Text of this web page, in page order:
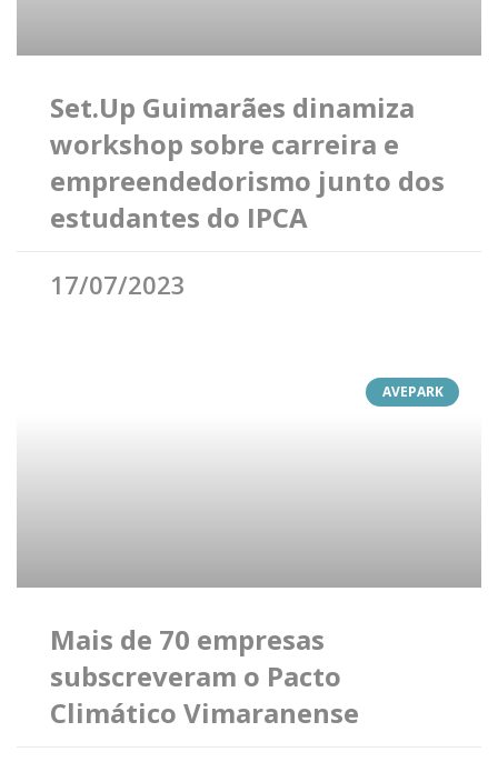
Set.Up Guimarães dinamiza
workshop sobre carreira e
empreendedorismo junto dos
estudantes do IPCA
17/07/2023
AVEPARK
Mais de 70 empresas
subscreveram o Pacto
Climático Vimaranense